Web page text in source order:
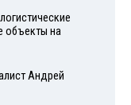
объекты на
Андрей